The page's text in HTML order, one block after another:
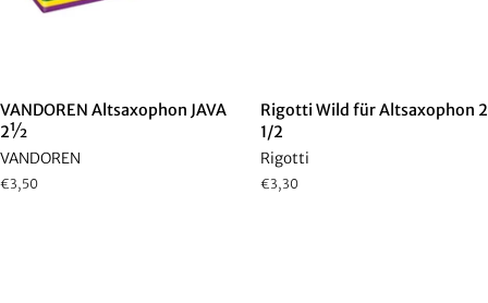
VANDOREN Altsaxophon JAVA
2½
VANDOREN
Normaler
€3,50
Rigotti Wild für Altsaxophon 2
1/2
Rigotti
Normaler
€3,30